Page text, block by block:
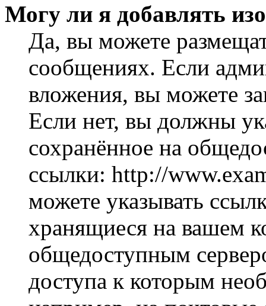
Могу ли я добавлять
Да, вы можете
сообщениях. Если
вложения, вы можете
Если нет, вы должны
сохранённое на
ссылки: http://
можете указывать
хранящиеся на вашем
общедоступным
доступа к которым